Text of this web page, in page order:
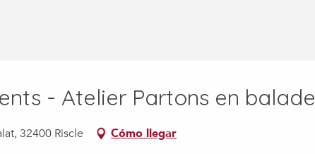
- Atelier Partons en balade
32400 Riscle Cómo llegar